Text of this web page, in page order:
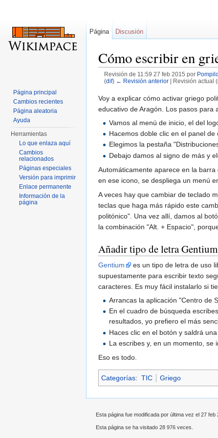
Cómo escribir en
Revisión de 11:59 27 feb 2015 por
(dif) ← Revisión anterior| Revisión actual
Voy a explicar cómo activar griego
educativo de Aragón. Los pasos para
Vamos al menú de inicio, el del
Hacemos doble clic en el panel de
Elegimos la pestaña
Debajo damos al signo de más y
Automáticamente aparece en la
en ese icono, se despliega un menú
A veces hay que cambiar de teclado
teclas que haga más rápido este
politónico". Una vez allí, damos al
la combinación "Alt. + Espacio",
Añadir tipo de letra Gentium
Gentium
es un tipo de letra de uso
supuestamente para escribir texto
caracteres. Es muy fácil instalarlo si
Arrancas la aplicación "Centro de
En el cuadro de búsqueda
resultados, yo prefiero el más
Haces clic en el botón y saldrá
La escribes y, en un momento, se
Eso es todo.
Categorías: TIC Griego
Página Discusión
Página principal
Cambios recientes
Página aleatoria
Ayuda
Herramientas
Lo que enlaza aquí
Cambios
relacionados
Páginas especiales
Versión para imprimir
Enlace permanente
Información de la
página
Esta página fue modificada por última vez el 27 feb
Esta página se ha visitado 28 976 veces.